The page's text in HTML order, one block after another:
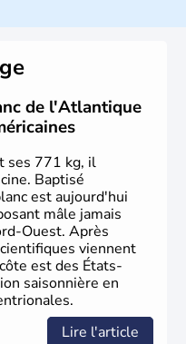
avant l'arrivée
du continent par
Les 13 colonies
d'indépendance
constitution en 1787.
l'entrée dans une
de l'Atlantique
ses 771 kg, il
Baptisé
est aujourd'hui
mâle jamais
Ouest. Après
viennent
est des États-
saisonnière en
Lire l'article